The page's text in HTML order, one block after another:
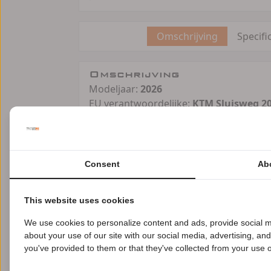
Omschrijving
Omschrijving
Modeljaar: 2026
EU verantwoordelijke:KTM Sluisweg
Wanneer je de ultieme route tussen
zowel asfalt als onverharde paden is
Uitgerust met geavanceerde
Consent
This website uses cookies
We use cookies to personalize content and ads, provide social
about your use of our site with our social media, advertising,
you've provided to them or that they've collected from your use